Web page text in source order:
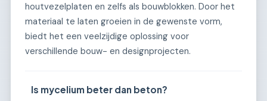
houtvezelplaten en zelfs als bouwblokken. Door het
materiaal te laten groeien in de gewenste vorm,
biedt het een veelzijdige oplossing voor
verschillende bouw- en designprojecten.
Is mycelium beter dan beton?